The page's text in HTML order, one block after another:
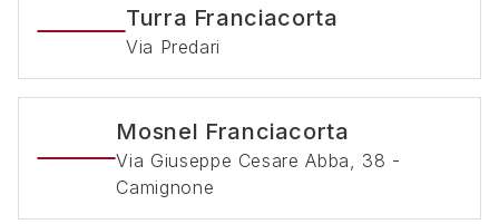
Turra Franciacorta
Via Predari
Mosnel Franciacorta
Via Giuseppe Cesare Abba, 38 -
Camignone